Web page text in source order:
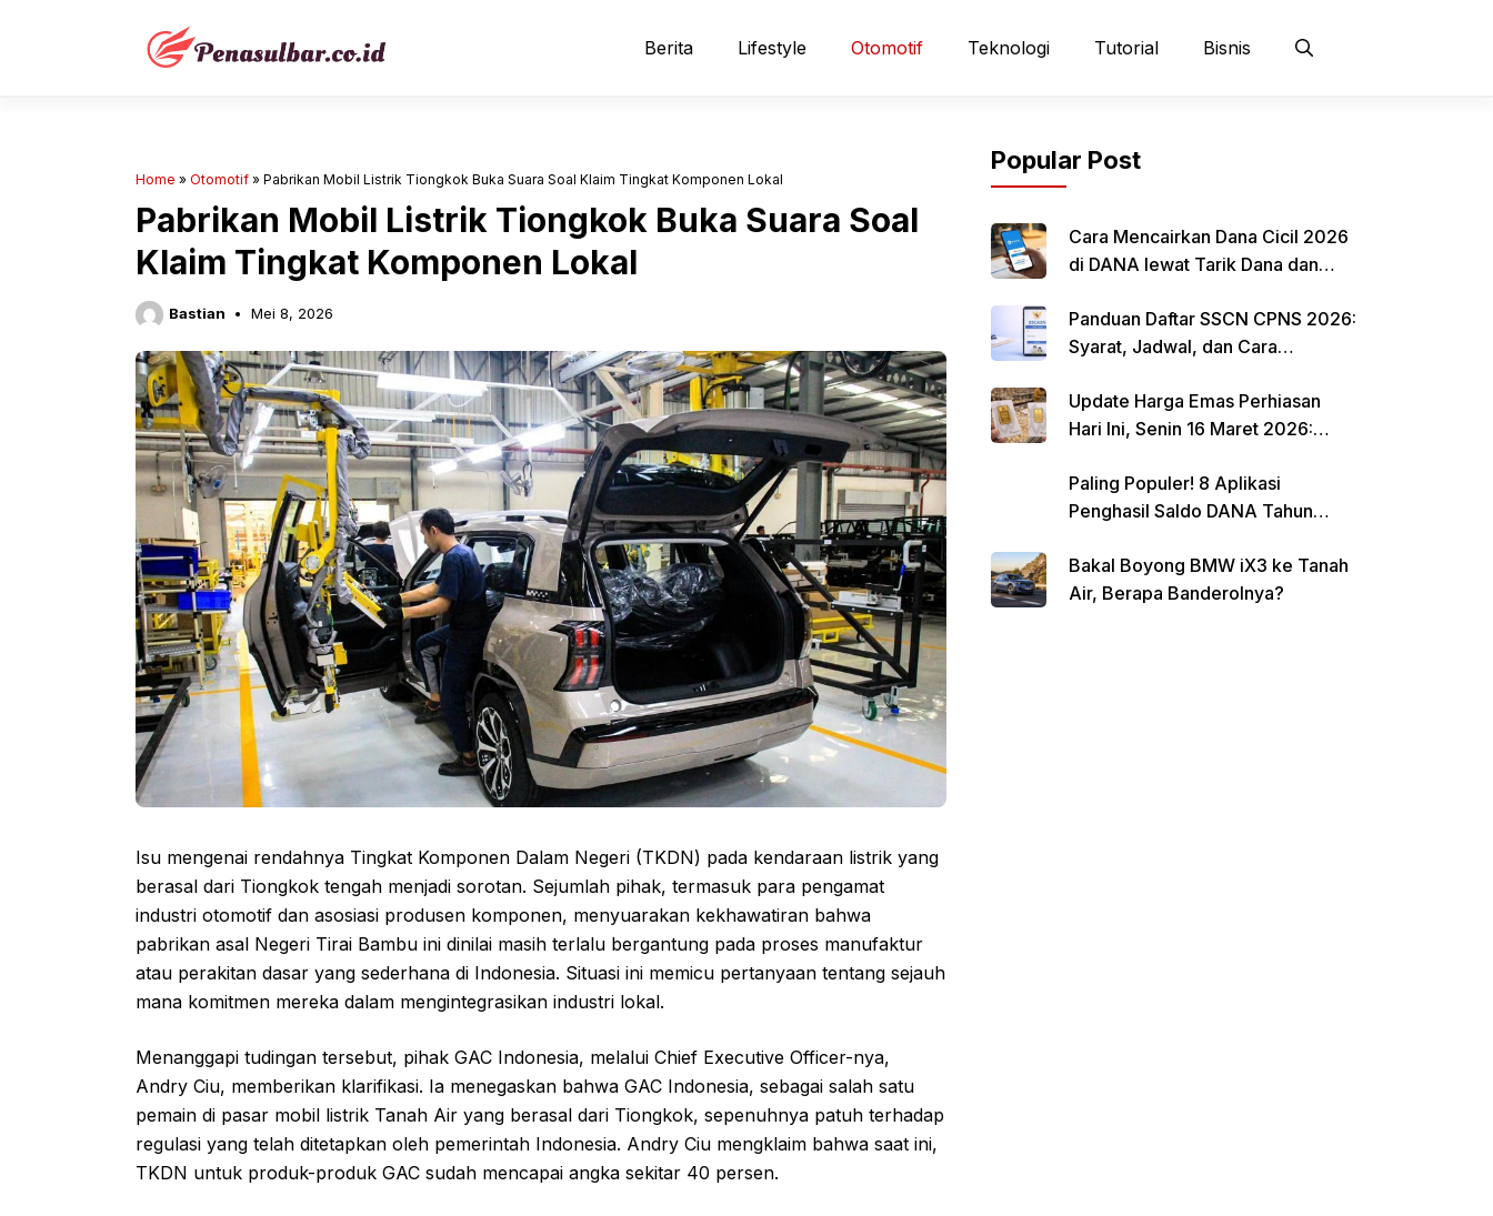
Berita Lifestyle Otomotif Teknologi Tutorial Bisnis
Home » Otomotif » Pabrikan Mobil Listrik Tiongkok Buka Suara Soal Klaim Tingkat Komponen Lokal
Pabrikan Mobil Listrik Tiongkok Buka Suara Soal
Klaim Tingkat Komponen Lokal
Bastian Mei 8, 2026
Isu mengenai rendahnya Tingkat Komponen Dalam Negeri (TKDN) pada kendaraan listrik yang
berasal dari Tiongkok tengah menjadi sorotan. Sejumlah pihak, termasuk para pengamat
industri otomotif dan asosiasi produsen komponen, menyuarakan kekhawatiran bahwa
pabrikan asal Negeri Tirai Bambu ini dinilai masih terlalu bergantung pada proses manufaktur
atau perakitan dasar yang sederhana di Indonesia. Situasi ini memicu pertanyaan tentang sejauh
mana komitmen mereka dalam mengintegrasikan industri lokal.
Menanggapi tudingan tersebut, pihak GAC Indonesia, melalui Chief Executive Officer-nya,
Andry Ciu, memberikan klarifikasi. Ia menegaskan bahwa GAC Indonesia, sebagai salah satu
pemain di pasar mobil listrik Tanah Air yang berasal dari Tiongkok, sepenuhnya patuh terhadap
regulasi yang telah ditetapkan oleh pemerintah Indonesia. Andry Ciu mengklaim bahwa saat ini,
TKDN untuk produk-produk GAC sudah mencapai angka sekitar 40 persen.
Popular Post
Cara Mencairkan Dana Cicil 2026
di DANA lewat Tarik Dana dan
Panduan Daftar SSCN CPNS 2026:
Syarat, Jadwal, dan Cara
Update Harga Emas Perhiasan
Hari Ini, Senin 16 Maret 2026:
Paling Populer! 8 Aplikasi
Penghasil Saldo DANA Tahun
Bakal Boyong BMW iX3 ke Tanah
Air, Berapa Banderolnya?